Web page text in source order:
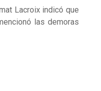
Lacroix indicó que
las demoras